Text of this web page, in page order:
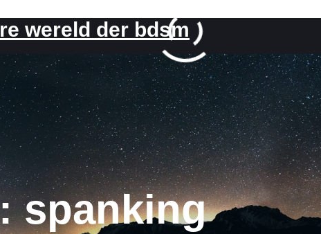
wereld der bdsm
spanking